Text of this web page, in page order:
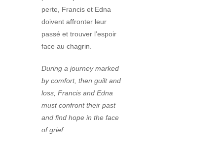
perte, Francis et Edna
doivent affronter leur
passé et trouver l’espoir
face au chagrin.
During a journey marked
by comfort, then guilt and
loss, Francis and Edna
must confront their past
and find hope in the face
of grief.